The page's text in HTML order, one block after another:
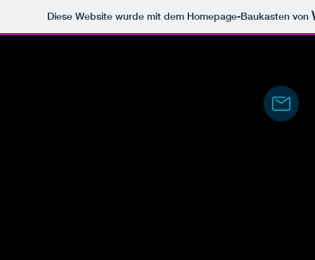
Diese Website wurde mit dem Homepage-Baukasten von